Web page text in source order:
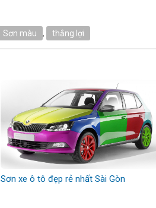
Sơn màu , thắng lợi
Sơn xe ô tô đẹp rẻ nhất Sài Gòn